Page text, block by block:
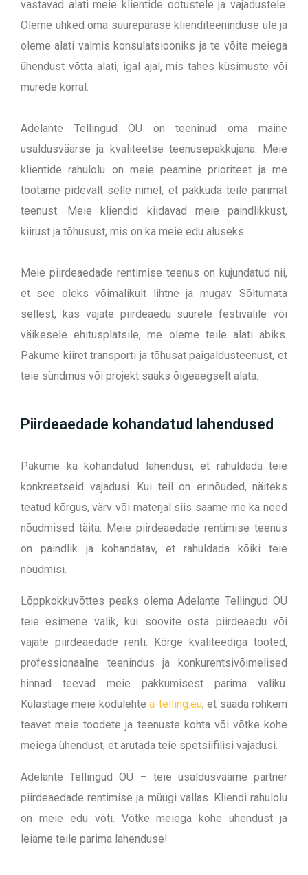
vastavad alati meie klientide ootustele ja vajadustele.
Oleme uhked oma suurepärase klienditeeninduse üle ja
oleme alati valmis konsulatsiooniks ja te võite meiega
ühendust võtta alati, igal ajal, mis tahes küsimuste või
murede korral.
Adelante Tellingud OÜ on teeninud oma maine
usaldusväärse ja kvaliteetse teenusepakkujana. Meie
klientide rahulolu on meie peamine prioriteet ja me
töötame pidevalt selle nimel, et pakkuda teile parimat
teenust. Meie kliendid kiidavad meie paindlikkust,
kiirust ja tõhusust, mis on ka meie edu aluseks.
Meie piirdeaedade rentimise teenus on kujundatud nii,
et see oleks võimalikult lihtne ja mugav. Sõltumata
sellest, kas vajate piirdeaedu suurele festivalile või
väikesele ehitusplatsile, me oleme teile alati abiks.
Pakume kiiret transporti ja tõhusat paigaldusteenust, et
teie sündmus või projekt saaks õigeaegselt alata.
Piirdeaedade kohandatud lahendused
Pakume ka kohandatud lahendusi, et rahuldada teie
konkreetseid vajadusi. Kui teil on erinõuded, näiteks
teatud kõrgus, värv või materjal siis saame me ka need
nõudmised täita. Meie piirdeaedade rentimise teenus
on paindlik ja kohandatav, et rahuldada kõiki teie
nõudmisi.
Lõppkokkuvõttes peaks olema Adelante Tellingud OÜ
teie esimene valik, kui soovite osta piirdeaedu või
vajate piirdeaedade renti. Kõrge kvaliteediga tooted,
professionaalne teenindus ja konkurentsivõimelised
hinnad teevad meie pakkumisest parima valiku.
Külastage meie kodulehte a-telling.eu, et saada rohkem
teavet meie toodete ja teenuste kohta või võtke kohe
meiega ühendust, et arutada teie spetsiifilisi vajadusi.
Adelante Tellingud OÜ – teie usaldusväärne partner
piirdeaedade rentimise ja müügi vallas. Kliendi rahulolu
on meie edu võti. Võtke meiega kohe ühendust ja
leiame teile parima lahenduse!